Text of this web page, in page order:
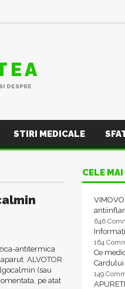
DESPRE
STIRI MEDICALE
antitermica
ALVOTOR
(sau
pe atat
CELE
646
164
Ce
Cardului
149